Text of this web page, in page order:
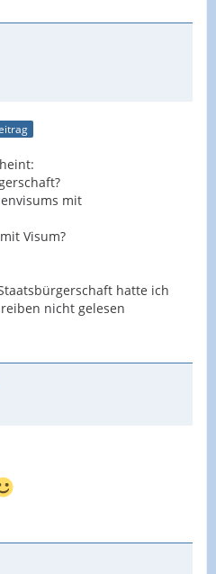
mit
Visum?
hatte ich
nicht gelesen